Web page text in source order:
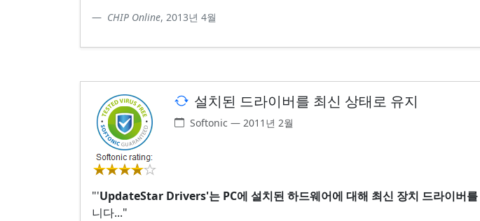
CHIP Online, 2013년 4월
설치된 드라이버를 최신 상태로 유지
Softonic — 2011년 2월
"'UpdateStar Drivers'는 PC에 설치된 하드웨어에 대해 최신 장치 드라이버를
니다..."